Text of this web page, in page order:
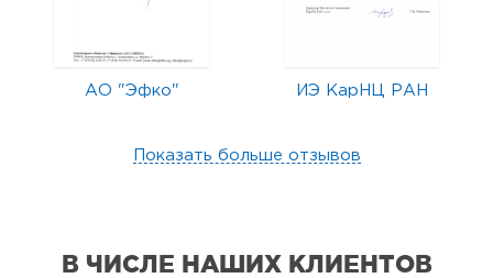
АО "Эфко" ИЭ КарНЦ РАН
Показать больше отзывов
В ЧИСЛЕ НАШИХ КЛИЕНТОВ